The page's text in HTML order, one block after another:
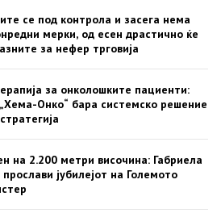
се под контрола и засега нема
мерки, од есен драстично ќе
за нефер трговија
за онколошките пациенти:
Онко“ бара системско решение
на 2.200 метри височина: Габриела
јубилејот на Големото